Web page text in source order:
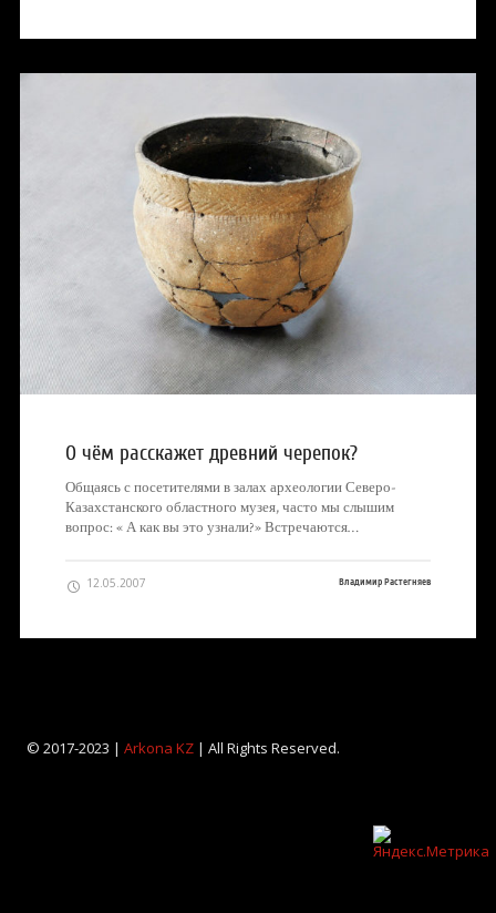
О чём расскажет древний черепок?
Общаясь с посетителями в залах археологии Северо-
Казахстанского областного музея, часто мы слышим
вопрос: « А как вы это узнали?» Встречаются…
12.05.2007 Владимир Растегняев
© 2017-2023 | Arkona KZ| All Rights Reserved.